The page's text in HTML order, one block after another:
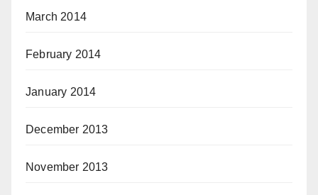
March 2014
February 2014
January 2014
December 2013
November 2013